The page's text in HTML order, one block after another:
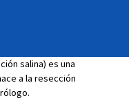
salina) es una
a la resección